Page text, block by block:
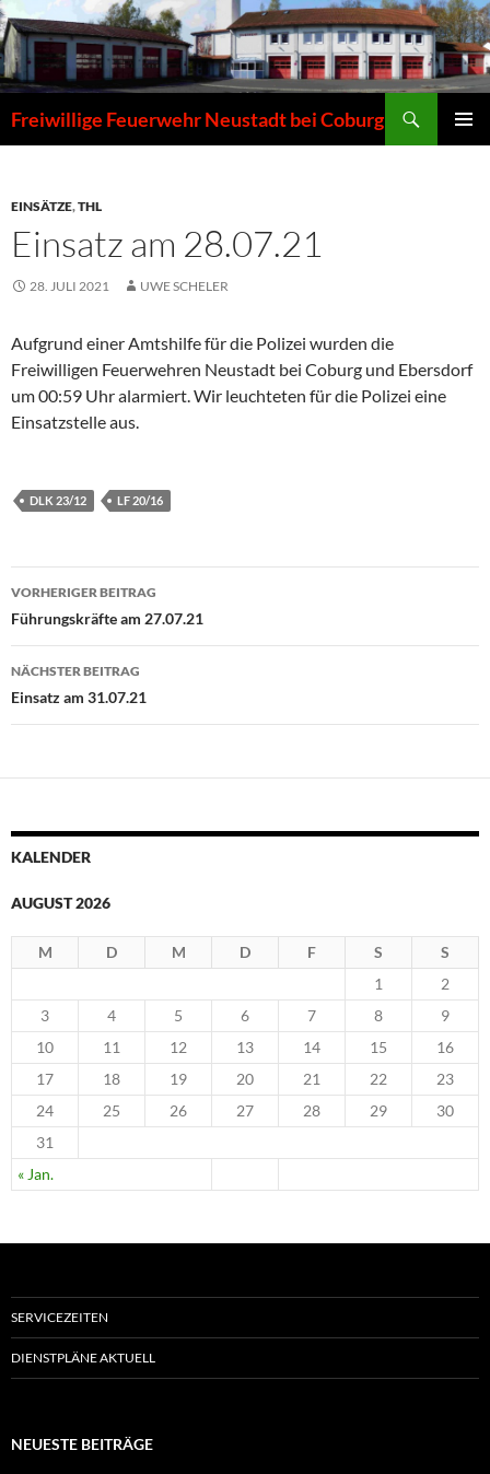
Zum
Inhalt
springen
Freiwillige Feuerwehr Neustadt bei Coburg
EINSÄTZE,THL
Einsatz am 28.07.21
28. JULI 2021 UWE SCHELER
Aufgrund einer Amtshilfe für die Polizei wurden die
Freiwilligen Feuerwehren Neustadt bei Coburg und Ebersdorf
um 00:59 Uhr alarmiert. Wir leuchteten für die Polizei eine
Einsatzstelle aus.
DLK 23/12 LF 20/16
Beitragsnavigation
VORHERIGER BEITRAG
Führungskräfte am 27.07.21
NÄCHSTER BEITRAG
Einsatz am 31.07.21
KALENDER
AUGUST 2026
M D M D F S S
« Jan.
1
2
3
4 5 6 7 8
9
10
11 12 13 14 15
16
17
18 19 20 21 22
23
24
25 26 27 28 29
30
31
SERVICEZEITEN
DIENSTPLÄNE AKTUELL
NEUESTE BEITRÄGE